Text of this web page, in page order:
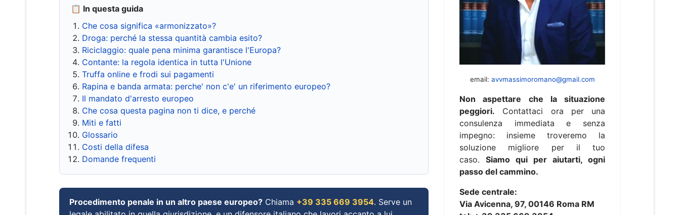
📋 In questa guida
Che cosa significa «armonizzato»?
Droga: perché la stessa quantità cambia esito?
Riciclaggio: quale pena minima garantisce l'Europa?
Contante: la regola identica in tutta l'Unione
Truffa online e frodi sui pagamenti
Rapina e banda armata: perche' non c'e' un riferimento europeo?
Il mandato d'arresto europeo
Che cosa questa pagina non ti dice, e perché
Miti e fatti
Glossario
Costi della difesa
Domande frequenti
Procedimento penale in un altro paese europeo? Chiama +39 335 669 3954. Serve un
email: avvmassimoromano@gmail.com
Non aspettare che la situazione
peggiori. Contattaci ora per una
consulenza immediata e senza
impegno: insieme troveremo la
soluzione migliore per il tuo
caso. Siamo qui per aiutarti, ogni
passo del cammino.
Sede centrale:
Via Avicenna, 97, 00146 Roma RM